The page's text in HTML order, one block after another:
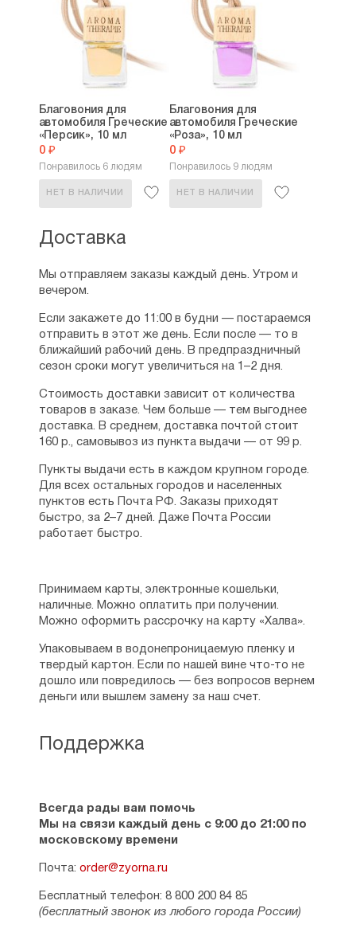
Благовония для
автомобиля Греческие
«Персик», 10 мл
0 ₽
Понравилось 6 людям
НЕТ В НАЛИЧИИ
Благовония для
автомобиля Греческие
«Роза», 10 мл
0 ₽
Понравилось 9 людям
НЕТ В НАЛИЧИИ
Поддержка
Всегда рады вам помочь
Мы на связи каждый день с 9:00 до 21:00 по
московскому времени
Почта: order@zyorna.ru
Бесплатный телефон: 8 800 200 84 85
(бесплатный звонок из любого города России)
Доставка
Мы отправляем заказы каждый день. Утром и
вечером.
Если закажете до 11:00 в будни — постараемся
отправить в этот же день. Если после — то в
ближайший рабочий день. В предпраздничный
сезон сроки могут увеличиться на 1–2 дня.
Стоимость доставки зависит от количества
товаров в заказе. Чем больше — тем выгоднее
доставка. В среднем, доставка почтой стоит
160 р., самовывоз из пункта выдачи — от 99 р.
Пункты выдачи есть в каждом крупном городе.
Для всех остальных городов и населенных
пунктов есть Почта РФ. Заказы приходят
быстро, за 2–7 дней. Даже Почта России
работает быстро.
Принимаем карты, электронные кошельки,
наличные. Можно оплатить при получении.
Можно оформить рассрочку на карту «Халва».
Упаковываем в водонепроницаемую пленку и
твердый картон. Если по нашей вине что-то не
дошло или повредилось — без вопросов вернем
деньги или вышлем замену за наш счет.